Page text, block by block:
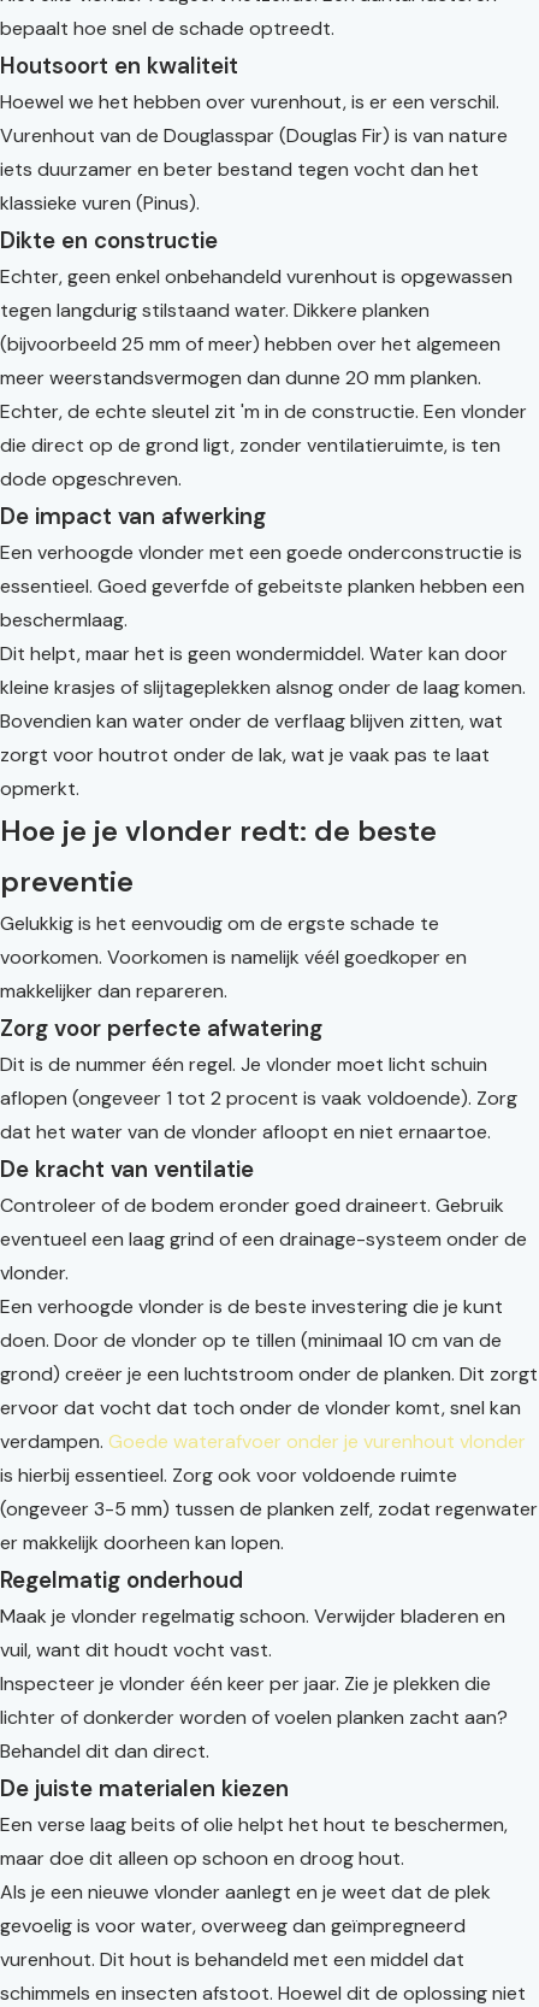
bepaalt hoe snel de schade optreedt.
Houtsoort en kwaliteit
Hoewel we het hebben over vurenhout, is er een verschil.
Vurenhout van de Douglasspar (Douglas Fir) is van nature
iets duurzamer en beter bestand tegen vocht dan het
klassieke vuren (Pinus).
Dikte en constructie
Echter, geen enkel onbehandeld vurenhout is opgewassen
tegen langdurig stilstaand water. Dikkere planken
(bijvoorbeeld 25 mm of meer) hebben over het algemeen
meer weerstandsvermogen dan dunne 20 mm planken.
Echter, de echte sleutel zit 'm in de constructie. Een vlonder
die direct op de grond ligt, zonder ventilatieruimte, is ten
dode opgeschreven.
De impact van afwerking
Een verhoogde vlonder met een goede onderconstructie is
essentieel. Goed geverfde of gebeitste planken hebben een
beschermlaag.
Dit helpt, maar het is geen wondermiddel. Water kan door
kleine krasjes of slijtageplekken alsnog onder de laag komen.
Bovendien kan water onder de verflaag blijven zitten, wat
zorgt voor houtrot onder de lak, wat je vaak pas te laat
opmerkt.
Hoe je je vlonder redt: de beste
preventie
Gelukkig is het eenvoudig om de ergste schade te
voorkomen. Voorkomen is namelijk véél goedkoper en
makkelijker dan repareren.
Zorg voor perfecte afwatering
Dit is de nummer één regel. Je vlonder moet licht schuin
aflopen (ongeveer 1 tot 2 procent is vaak voldoende). Zorg
dat het water van de vlonder afloopt en niet ernaartoe.
De kracht van ventilatie
Controleer of de bodem eronder goed draineert. Gebruik
eventueel een laag grind of een drainage-systeem onder de
vlonder.
Een verhoogde vlonder is de beste investering die je kunt
doen. Door de vlonder op te tillen (minimaal 10 cm van de
grond) creëer je een luchtstroom onder de planken. Dit zorgt
ervoor dat vocht dat toch onder de vlonder komt, snel kan
verdampen. Goede waterafvoer onder je vurenhout vlonder
is hierbij essentieel. Zorg ook voor voldoende ruimte
(ongeveer 3-5 mm) tussen de planken zelf, zodat regenwater
er makkelijk doorheen kan lopen.
Regelmatig onderhoud
Maak je vlonder regelmatig schoon. Verwijder bladeren en
vuil, want dit houdt vocht vast.
Inspecteer je vlonder één keer per jaar. Zie je plekken die
lichter of donkerder worden of voelen planken zacht aan?
Behandel dit dan direct.
De juiste materialen kiezen
Een verse laag beits of olie helpt het hout te beschermen,
maar doe dit alleen op schoon en droog hout.
Als je een nieuwe vlonder aanlegt en je weet dat de plek
gevoelig is voor water, overweeg dan geïmpregneerd
vurenhout. Dit hout is behandeld met een middel dat
schimmels en insecten afstoot. Hoewel dit de oplossing niet